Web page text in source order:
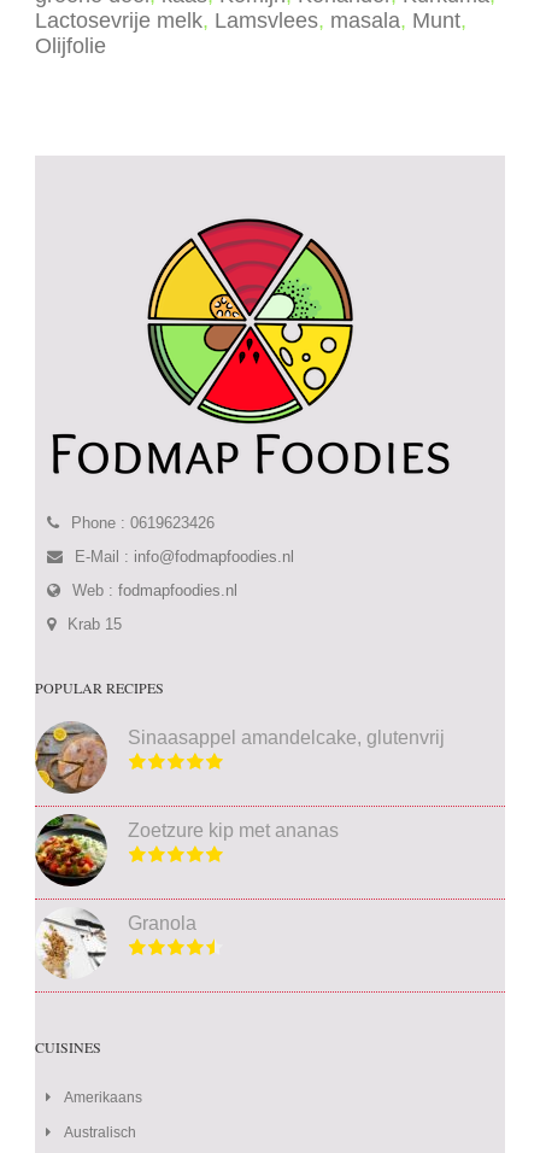
Lactosevrije melk, Lamsvlees, masala, Munt,
Olijfolie
Phone : 0619623426
E-Mail : info@fodmapfoodies.nl
Web :fodmapfoodies.nl
Krab 15
POPULAR RECIPES
Sinaasappel amandelcake, glutenvrij
Zoetzure kip met ananas
Granola
CUISINES
Amerikaans
Australisch